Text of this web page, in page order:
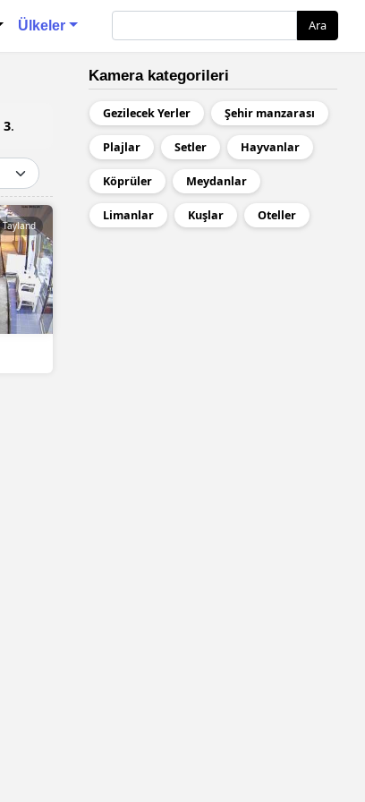
Ülkeler Ara
3.
Tayland
Kamera kategorileri
Gezilecek Yerler Şehir manzarası
Plajlar Setler Hayvanlar
Köprüler Meydanlar
Limanlar Kuşlar Oteller